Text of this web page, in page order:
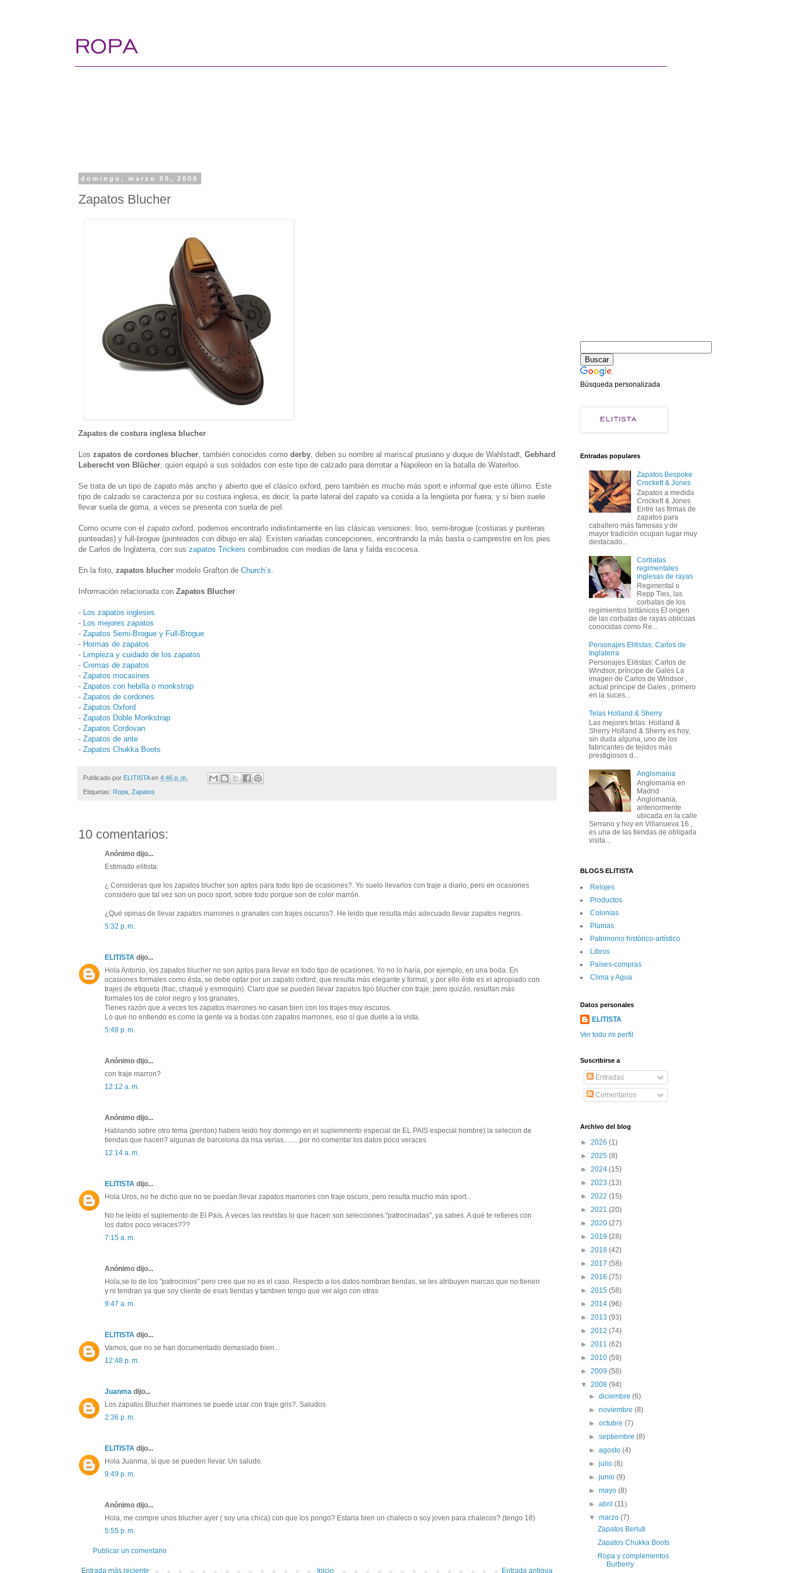
domingo, marzo 09, 2008
Zapatos Blucher
Zapatos de costura inglesa blucher
Los zapatos de cordones blucher , también conocidos como derby , deben su nombre al mariscal prusiano y duque de Wahlstadt, Gebhard
Leberecht von Blücher , quien equipó a sus soldados con este tipo de calzado para derrotar a Napoleon en la batalla de Waterloo.
Se trata de un tipo de zapato más ancho y abierto que el clásico oxford, pero también es mucho más sport e informal que este último. Este
tipo de calzado se caracteriza por su costura inglesa, es decir, la parte lateral del zapato va cosida a la lengüeta por fuera; y si bien suele
llevar suela de goma, a veces se presenta con suela de piel.
Como ocurre con el zapato oxford, podemos encontrarlo indistintamente en las clásicas versiones: liso, semi-brogue (costuras y punteras
punteadas) y full-brogue (punteados con dibujo en ala). Existen variadas concepciones, encontrando la más basta o camprestre en los pies
de Carlos de Inglaterra, con sus zapatos Trickers combinados con medias de lana y falda escocesa.
En la foto, zapatos blucher modelo Grafton de Church´s
Información relacionada con Zapatos Blucher:
- Los zapatos ingleses
- Los mejores zapatos
- Zapatos Semi-Brogue y Full-Brogue
- Hormas de zapatos
- Limpieza y cuidado de los zapatos
- Cremas de zapatos
- Zapatos mocasines
- Zapatos con hebilla o monkstrap
- Zapatos de cordones
- Zapatos Oxford
- Zapatos Doble Monkstrap
- Zapatos Cordovan
- Zapatos de ante
- Zapatos Chukka Boots
Publicado por ELITISTA en 4:46 p. m.
Etiquetas: Ropa Zapatos
10 comentarios:
Anónimo dijo...
Estimado elitista:
¿ Consideras que los zapatos blucher son aptos para todo tipo de ocasiones?. Yo suelo llevarlos con traje a diario, pero en ocasiones
considero que tal vez son un poco sport, sobre todo porque son de color marrón.
¿Qué opinas de llevar zapatos marrones o granates con trajes oscuros?. He leido que resulta más adecuado llevar zapatos negros.
5:32 p. m.
ELITISTA dijo...
Hola Antonio, los zapatos blucher no son aptos para llevar en todo tipo de ocasiones. Yo no lo haría, por ejemplo, en una boda. En
ocasiones formales como ésta, se debe optar por un zapato oxford, que resulta más elegante y formal, y por ello éste es el apropiado con
trajes de etiqueta (frac, chaqué y esmoquin). Claro que se pueden llevar zapatos tipo blucher con traje, pero quizás, resultan más
formales los de color negro y los granates.
Tienes razón que a veces los zapatos marrones no casan bien con los trajes muy oscuros.
Lo que no entiendo es como la gente va a bodas con zapatos marrones, eso sí que duele a la vista.
5:48 p. m.
Anónimo dijo...
con traje marron?
12:12 a. m.
Anónimo dijo...
Hablando sobre otro tema (perdon) habeis leido hoy domingo en el suplemnento especial de EL PAIS especial hombre) la selecion de
tiendas que hacen? algunas de barcelona da risa verlas.........por no comentar los datos poco veraces
12:14 a. m.
ELITISTA dijo...
Hola Uros, no he dicho que no se puedan llevar zapatos marrones con traje oscuro, pero resulta mucho más sport...
No he leído el suplemento de El País. A veces las revistas lo que hacen son selecciones "patrocinadas", ya sabes. A qué te refieres con
los datos poco veraces???
7:15 a. m.
Anónimo dijo...
Hola,se lo de los "patrocinios" pero creo que no es el caso. Respecto a los datos nombran tiendas, se les atribuyen marcas que no tienen
y ni tendran ya que soy cliente de esas tiendas y tambien tengo que ver algo con otras
9:47 a. m.
ELITISTA dijo...
Vamos, que no se han documentado demasiado bien...
12:48 p. m.
Juanma dijo...
Los zapatos Blucher marrones se puede usar con traje gris?. Saludos
2:36 p. m.
ELITISTA dijo...
Hola Juanma, si que se pueden llevar. Un saludo.
9:49 p. m.
Anónimo dijo...
Hola, me compre unos blucher ayer ( soy una chica) con que los pongo? Estaria bien un chaleco o soy joven para chalecos?.(tengo 18)
5:55 p. m.
Publicar un comentario
Entrada más reciente Entrada antigua
Inicio
Búsqueda personalizada
Entradas populares
Zapatos Bespoke
Crockett & Jones
Zapatos a medida
Crockett & Jones
Entre las firmas de
zapatos para
caballero más famosas y de
mayor tradición ocupan lugar muy
destacado...
Corbatas
regimentales
inglesas de rayas
Regimental o
Repp Ties, las
corbatas de los
regimientos británicos El origen
de las corbatas de rayas oblicuas
conocidas como Re...
Personajes Elitistas: Carlos de
Inglaterra
Personajes Elitistas: Carlos de
Windsor, príncipe de Gales La
imagen de Carlos de Windsor ,
actual príncipe de Gales , primero
en la suces...
Telas Holland & Sherry
Las mejores telas: Holland &
Sherry Holland & Sherry es hoy,
sin duda alguna, uno de los
fabricantes de tejidos más
prestigiosos d...
Anglomania
Anglomania en
Madrid
Anglomania,
anteriormente
ubicada en la calle
Serrano y hoy en Villanueva 16 ,
es una de las tiendas de obligada
visita...
BLOGS ELITISTA
Relojes
Productos
Colonias
Plumas
Patrimonio histórico-artí­stico
Libros
Paí­ses-compras
Clima y Agua
Datos personales
ELITISTA
Ver todo mi perfil
Suscribirse a
Entradas
Comentarios
Archivo del blog
► 2026 (1)
► 2025 (8)
► 2024 (15)
► 2023 (13)
► 2022 (15)
► 2021 (20)
► 2020 (27)
► 2019 (28)
► 2018 (42)
► 2017 (58)
► 2016 (75)
► 2015 (58)
► 2014 (96)
► 2013 (93)
► 2012 (74)
► 2011 (62)
► 2010 (59)
► 2009 (58)
▼ 2008 (94)
►diciembre(6)
►noviembre(8)
►octubre(7)
►septiembre(8)
►agosto(4)
►julio(8)
►junio(9)
►mayo(8)
►abril(11)
▼marzo(7)
Zapatos Berluti
Zapatos Chukka Boots
Ropa y complementos
Burberry